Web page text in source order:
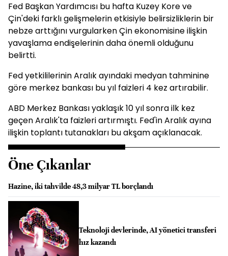
Fed Başkan Yardımcısı bu hafta Kuzey Kore ve
Çin'deki farklı gelişmelerin etkisiyle belirsizliklerin bir
nebze arttığını vurgularken Çin ekonomisine ilişkin
yavaşlama endişelerinin daha önemli olduğunu
belirtti.
Fed yetkililerinin Aralık ayındaki medyan tahminine
göre merkez bankası bu yıl faizleri 4 kez artırabilir.
ABD Merkez Bankası yaklaşık 10 yıl sonra ilk kez
geçen Aralık'ta faizleri artırmıştı. Fed'in Aralık ayına
ilişkin toplantı tutanakları bu akşam açıklanacak.
Öne Çıkanlar
Hazine, iki tahvilde 48,3 milyar TL borçlandı
Teknoloji devlerinde, AI yönetici transferi
hız kazandı